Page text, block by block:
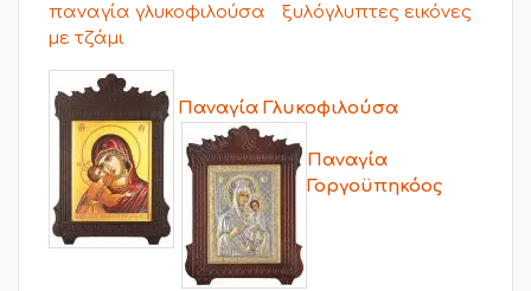
παναγία γλυκοφιλούσα
ξυλόγλυπτες εικόνες
με τζάμι
Παναγία Γλυκοφιλούσα
Παναγία
Γοργοϋπηκόος